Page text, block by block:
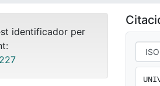
identificador per